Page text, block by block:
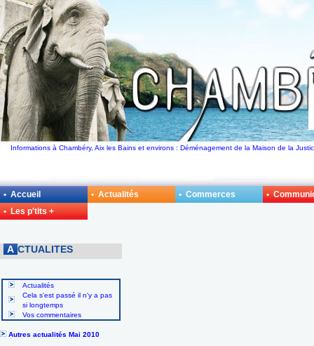
Informations à Chambéry, Aix les Bains et environs : Déménagement de la Maison de la
A CTUALITES
Actualités
Cela s'est passé il n'y a pas
si longtemps
Vos commentaires
Autres actualités Mai 2010
• Accueil • Actualités • Commerces
•
• Les p'tits +